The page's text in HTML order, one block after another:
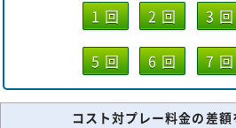
1 回
2 回 3
5 回 6 回 7
コスト対プレー料金の差